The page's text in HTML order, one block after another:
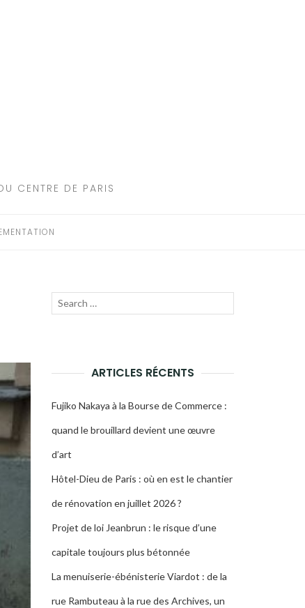
CENTRE DE PARIS
Recherche
ARTICLES RÉCENTS
Fujiko Nakaya à la Bourse de Commerce :
quand le brouillard devient une œuvre
d’art
Hôtel-Dieu de Paris : où en est le chantier
de rénovation en juillet 2026 ?
Projet de loi Jeanbrun : le risque d’une
capitale toujours plus bétonnée
La menuiserie-ébénisterie Viardot : de la
rue Rambuteau à la rue des Archives, un